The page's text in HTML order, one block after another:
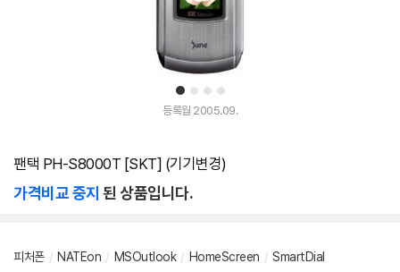
1 2 3 4
등록월 2005.09.
팬택 PH-S8000T [SKT] (기기변경)
가격비교 중지 된 상품입니다.
피처폰 / NATEon / MSOutlook / HomeScreen / SmartDial